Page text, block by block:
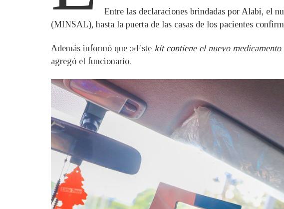
Entre las declaraciones brindadas por Alabi, el
(MINSAL), hasta la puerta de las casas de los pacientes
Además informó que :»Este kit contiene el nuevo
agregó el funcionario.